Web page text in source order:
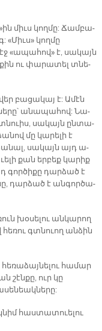
միւս կող­մը: Ճամ­բա­
կող­մը
«ա­պա­հով» է, սա­կայն
ու փա­րա­տել տնե­
բա­ցա­կայ է: Ա­մէն
ա­նա­պա­հով: Նա­
սա­կայն ըն­տա­
մը կա­րե­լի է
սա­կայն այդ ա­
քան եր­բեք կա­րիք
գոր­ծի­քը դար­ձած է
դար­ձած է ան­գոր­ծա­
խօ­սե­լու ան­կա­րող
հե­ռու գտնուող ան­ձին
հե­ռա­ձայ­նե­լու հա­մար
ուր կը
հաս­տա­տուե­լու